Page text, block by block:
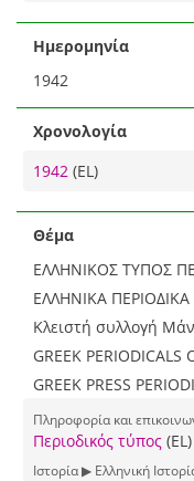
Ημερομηνία
1942
Χρονολογία
1942 (EL)
Θέμα
ΕΛΛΗΝΙΚΟΣ ΤΥΠΟΣ
ΕΛΛΗΝΙΚΑ
Κλειστή συλλογή
GREEK PERIODICALS
GREEK PRESS
Πληροφορία και
Περιοδικός τύπος (EL)
Ιστορία ▶ Ελληνική